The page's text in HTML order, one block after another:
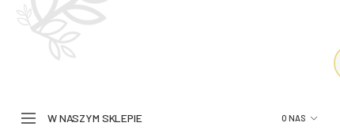
W NASZYM SKLEPIE O NAS